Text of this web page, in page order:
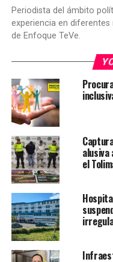
Periodista del ámbito
experiencia en
de Enfoque TeVe.
alusiva
el